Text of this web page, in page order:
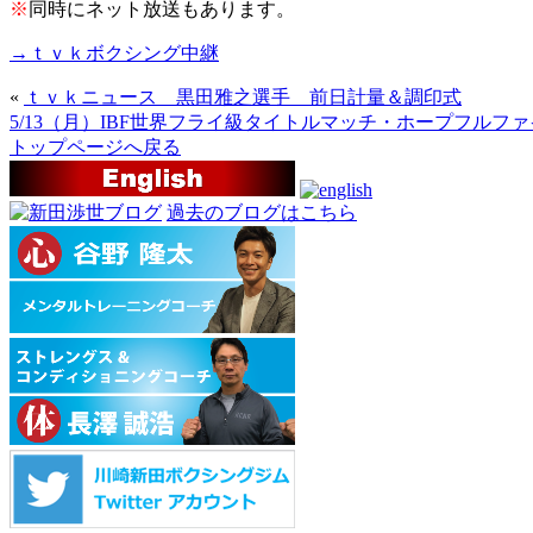
※ 同時にネット放送もあります。
→ｔｖｋボクシング中継
« ｔｖｋニュース 黒田雅之選手 前日計量＆調印式
5/13（月）IBF世界フライ級タイトルマッチ・ホープフルフ
トップページへ戻る
過去のブログはこちら